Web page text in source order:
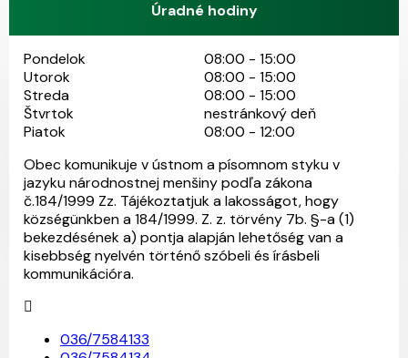
Úradné hodiny
Pondelok
08:00 - 15:00
Utorok
08:00 - 15:00
Streda
08:00 - 15:00
Štvrtok
nestránkový deň
Piatok
08:00 - 12:00
Obec komunikuje v ústnom a písomnom styku v
jazyku národnostnej menšiny podľa zákona
č.184/1999 Zz. Tájékoztatjuk a lakosságot, hogy
községünkben a 184/1999. Z. z. törvény 7b. §-a (1)
bekezdésének a) pontja alapján lehetőség van a
kisebbség nyelvén történő szóbeli és írásbeli
kommunikációra.
036/7584133